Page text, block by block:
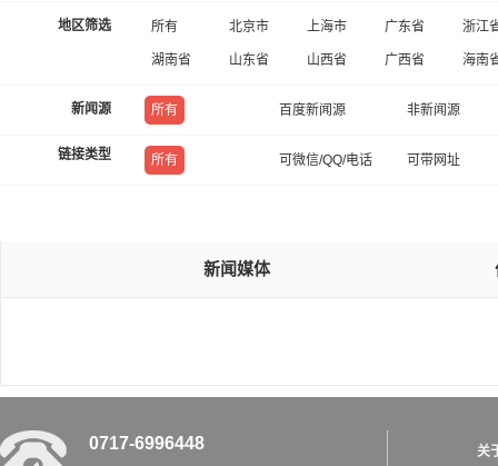
地区筛选 所有 北京市 上海市 广东省 浙江
湖南省 山东省 山西省 广西省 海南
新闻源 所有 百度新闻源 非新闻源
链接类型 所有 可微信/QQ/电话 可带网址
新闻媒体
0717-6996448 关